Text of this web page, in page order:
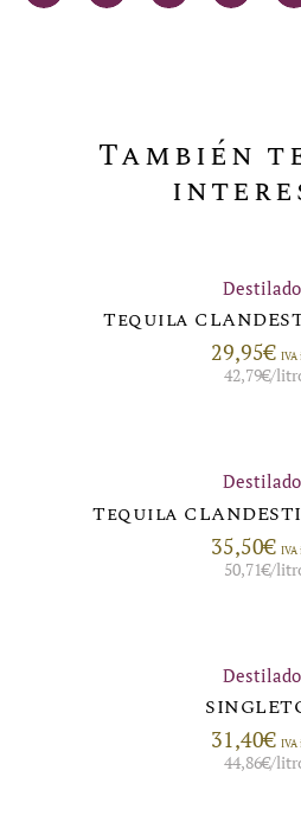
También
Tequila
29,95€ IVA
42,79€/
Tequila
35,50€ IVA
50,71€/
31,40€ IVA
44,86€/